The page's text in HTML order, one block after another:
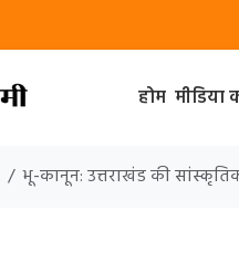
होम मीडिया
भू-कानून: उत्तराखंड की